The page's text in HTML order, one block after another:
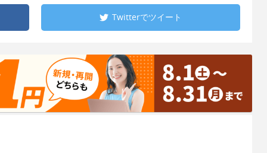
Twitterでツイート